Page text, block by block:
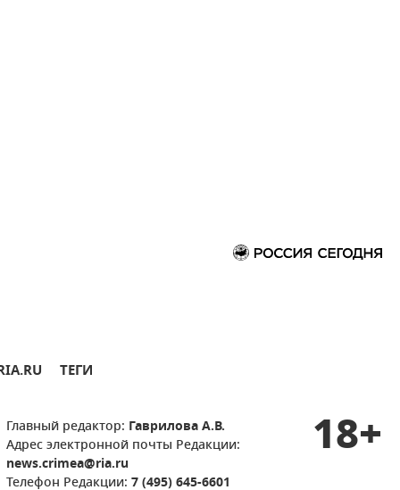
ТЕГИ
Главный редактор: Гаврилова А.В.
Адрес электронной почты Редакции:
news.crimea@ria.ru
Телефон Редакции: 7 (495) 645-6601
18+